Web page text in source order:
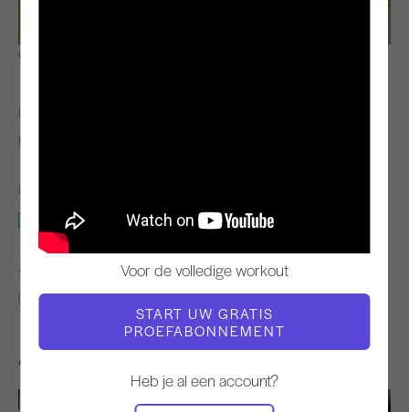
Voor de volledige workout
START UW GRATIS
PROEFABONNEMENT
Heb je al een account?
Observeren en leren
LERAAR
Fabien Menegon
BENODIGDE APPARATUUR
Reformer
ZOEK VERGELIJKBARE LESSEN VOOR
0 - 10 min
Reformer
Andere workouts die je misschien leuk vindt